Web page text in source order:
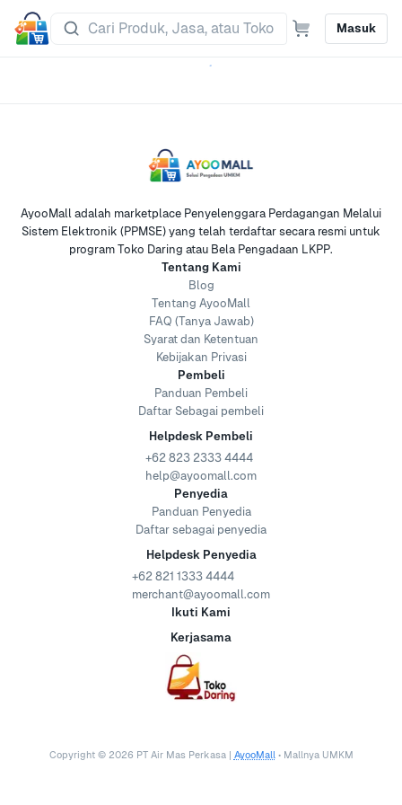
Masuk
AyooMall adalah marketplace Penyelenggara Perdagangan Melalui
Sistem Elektronik (PPMSE) yang telah terdaftar secara resmi untuk
program Toko Daring atau Bela Pengadaan LKPP.
Tentang Kami
Blog
Tentang AyooMall
FAQ (Tanya Jawab)
Syarat dan Ketentuan
Kebijakan Privasi
Pembeli
Panduan Pembeli
Daftar Sebagai pembeli
Helpdesk Pembeli
+62 823 2333 4444
help@ayoomall.com
Penyedia
Panduan Penyedia
Daftar sebagai penyedia
Helpdesk Penyedia
+62 821 1333 4444
merchant@ayoomall.com
Ikuti Kami
Kerjasama
Copyright © 2026 PT Air Mas Perkasa | AyooMall • Mallnya UMKM